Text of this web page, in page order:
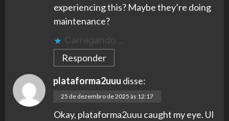
experiencing this? Maybe they’re doing
maintenance?
Carregando...
Responder
plataforma2uuu disse:
25 de dezembro de 2025 às 12:17
Okay, plataforma2uuu caught my eye. UI